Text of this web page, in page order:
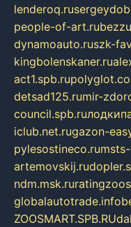
lenderoq.ru
people-of-art.ru
dynamoauto.ruszk-
kingbolenskaner.ru
act1.spb.ru
detsad125.rumir-
council.spb.ru
iclub.net.rugazon-
pylesostineco.ru
artemovskij.ru
ndm.msk.ru
globalautotrade.info
ZOOSMART.SPB.RU